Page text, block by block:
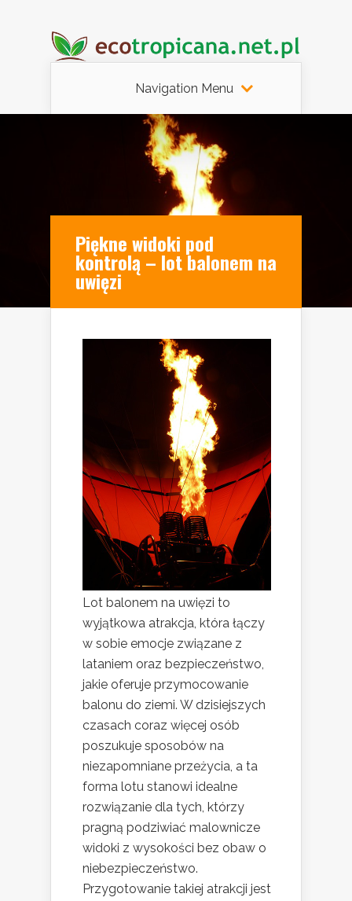
Navigation Menu
Piękne widoki pod
kontrolą – lot balonem na
uwięzi
Lot balonem na uwięzi to
wyjątkowa atrakcja, która łączy
w sobie emocje związane z
lataniem oraz bezpieczeństwo,
jakie oferuje przymocowanie
balonu do ziemi. W dzisiejszych
czasach coraz więcej osób
poszukuje sposobów na
niezapomniane przeżycia, a ta
forma lotu stanowi idealne
rozwiązanie dla tych, którzy
pragną podziwiać malownicze
widoki z wysokości bez obaw o
niebezpieczeństwo.
Przygotowanie takiej atrakcji jest